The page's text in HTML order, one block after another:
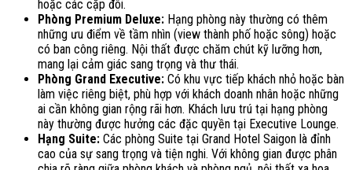
hoặc các cặp đôi.
Phòng Premium Deluxe: Hạng phòng này thường có thêm
những ưu điểm về tầm nhìn (view thành phố hoặc sông) hoặc
có ban công riêng. Nội thất được chăm chút kỹ lưỡng hơn,
mang lại cảm giác sang trọng và thư thái.
Phòng Grand Executive: Có khu vực tiếp khách nhỏ hoặc bàn
làm việc riêng biệt, phù hợp với khách doanh nhân hoặc những
ai cần không gian rộng rãi hơn. Khách lưu trú tại hạng phòng
này thường được hưởng các đặc quyền tại Executive Lounge.
Hạng Suite: Các phòng Suite tại Grand Hotel Saigon là đỉnh
cao của sự sang trọng và tiện nghi. Với không gian được phân